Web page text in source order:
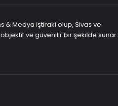
& Medya iştiraki olup, Sivas ve
ve güvenilir bir şekilde sunar.